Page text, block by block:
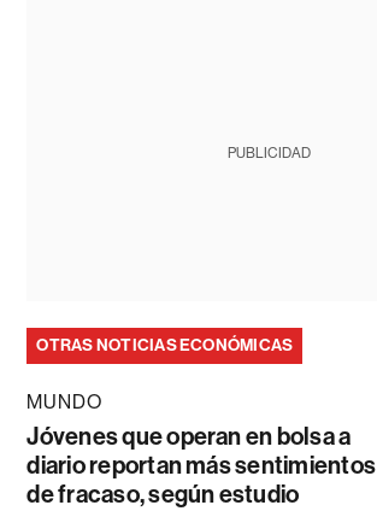
PUBLICIDAD
OTRAS NOTICIAS ECONÓMICAS
MUNDO
Jóvenes que operan en bolsa a
diario reportan más sentimientos
de fracaso, según estudio